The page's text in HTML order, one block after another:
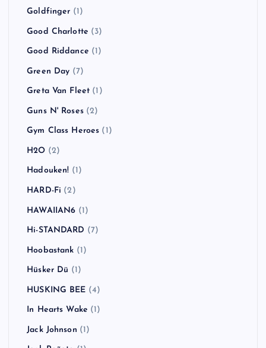
Goldfinger (1)
Good Charlotte (3)
Good Riddance (1)
Green Day (7)
Greta Van Fleet (1)
Guns N' Roses(2)
Gym Class Heroes (1)
H2O (2)
Hadouken! (1)
HARD-Fi (2)
HAWAIIAN6 (1)
Hi-STANDARD (7)
Hoobastank (1)
Hüsker Dü (1)
HUSKING BEE (4)
In Hearts Wake (1)
Jack Johnson (1)